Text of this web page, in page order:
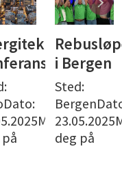
i Bergen
Sted:
deg på